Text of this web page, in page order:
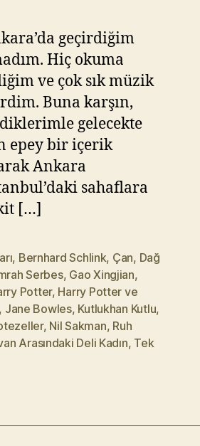
geçirdiğim
Hiç okuma
ve çok sık müzik
Buna karşın,
gelecekte
epey bir içerik
Ankara
sahaflara
[…]
, Bernhard Schlink, Çan, Dağ
Serbes, Gao Xingjian,
Potter, Harry Potter ve
, Jane Bowles, Kutlukhan Kutlu,
, Nil Sakman, Ruh
Arasındaki Deli Kadın, Tek